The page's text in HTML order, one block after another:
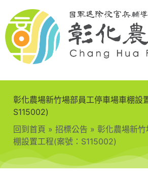
彰化農場新竹場部員工停車場車棚設
S115002)
回到首頁 » 招標公告 » 彰化農場新
棚設置工程(案號：S115002)